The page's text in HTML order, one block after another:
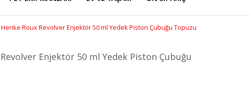
Henke Roux Revolver Enjektör 50 ml Yedek Piston Çubuğu Topuzu
Enjektör 50 ml Yedek Piston Çubuğu